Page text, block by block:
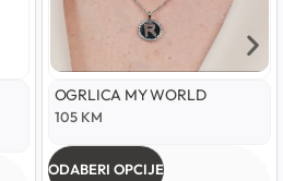
OGRLICA MY WORLD
105 KM
ODABERI OPCIJE